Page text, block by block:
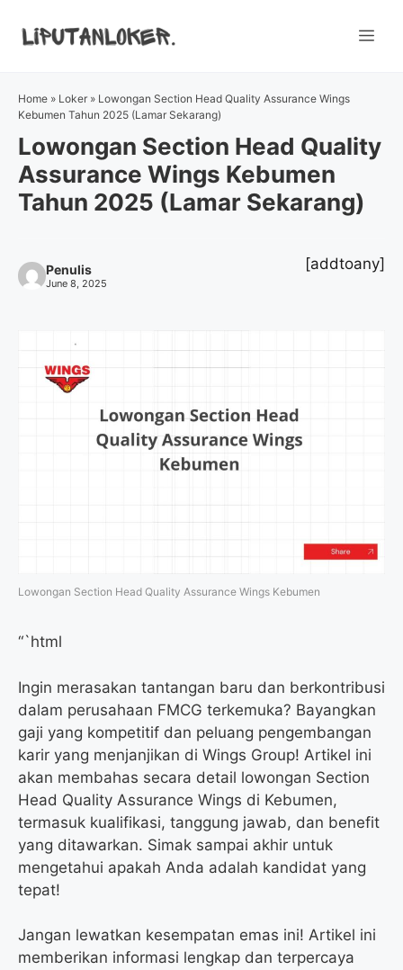
Home » Loker » Lowongan Section Head Quality Assurance Wings
Kebumen Tahun 2025 (Lamar Sekarang)
Lowongan Section Head Quality
Assurance Wings Kebumen
Tahun 2025 (Lamar Sekarang)
Penulis
June 8, 2025
[addtoany]
Lowongan Section Head Quality Assurance Wings Kebumen
“`html
Ingin merasakan tantangan baru dan berkontribusi
dalam perusahaan FMCG terkemuka? Bayangkan
gaji yang kompetitif dan peluang pengembangan
karir yang menjanjikan di Wings Group! Artikel ini
akan membahas secara detail lowongan Section
Head Quality Assurance Wings di Kebumen,
termasuk kualifikasi, tanggung jawab, dan benefit
yang ditawarkan. Simak sampai akhir untuk
mengetahui apakah Anda adalah kandidat yang
tepat!
Jangan lewatkan kesempatan emas ini! Artikel ini
memberikan informasi lengkap dan terpercaya